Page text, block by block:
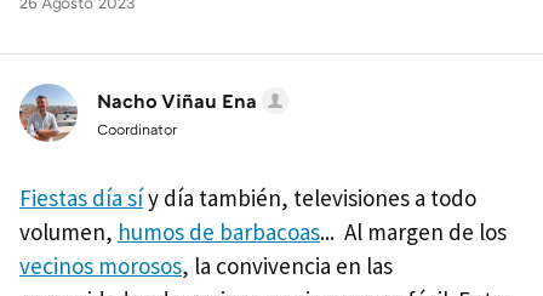
Nacho Viñau Ena
Coordinator
Fiestas día síy día también, televisiones a todo
volumen, humos de barbacoas... Al margen de los
vecinos morosos, la convivencia en las